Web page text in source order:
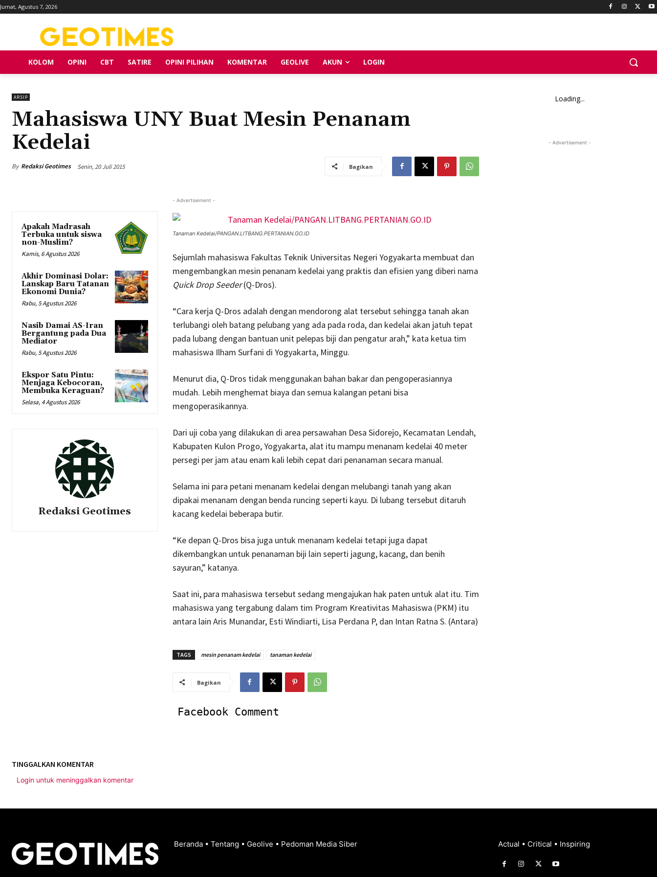
Jumat, Agustus 7, 2026
KOLOM OPINI CBT SATIRE OPINI PILIHAN KOMENTAR GEOLIVE AKUN LOGIN
ARSIP
Mahasiswa UNY Buat Mesin Penanam
Kedelai
By Redaksi Geotimes Senin, 20 Juli 2015 Bagikan
Apakah Madrasah
Terbuka untuk siswa
non-Muslim?
Kamis, 6 Agustus 2026
Akhir Dominasi Dolar:
Lanskap Baru Tatanan
Ekonomi Dunia?
Rabu, 5 Agustus 2026
Nasib Damai AS-Iran
Bergantung pada Dua
Mediator
Rabu, 5 Agustus 2026
Ekspor Satu Pintu:
Menjaga Kebocoran,
Membuka Keraguan?
Selasa, 4 Agustus 2026
Redaksi Geotimes
- Advertisement -
Tanaman Kedelai/PANGAN.LITBANG.PERTANIAN.GO.ID
Sejumlah mahasiswa Fakultas Teknik Universitas Negeri Yogyakarta membuat dan
mengembangkan mesin penanam kedelai yang praktis dan efisien yang diberi nama
Quick Drop Seeder(Q-Dros).
“Cara kerja Q-Dros adalah dengan mendorong alat tersebut sehingga tanah akan
terlubangi oleh batang pelubang yang ada pada roda, dan kedelai akan jatuh tepat
pada lubang dengan bantuan unit pelepas biji dan pengatur arah,” kata ketua tim
mahasiswa Ilham Surfani di Yogyakarta, Minggu.
Menurut dia, Q-Dros tidak menggunakan bahan bakar dan pengoperasiannya
mudah. Lebih menghemat biaya dan semua kalangan petani bisa
mengoperasikannya.
Dari uji coba yang dilakukan di area persawahan Desa Sidorejo, Kecamatan Lendah,
Kabupaten Kulon Progo, Yogyakarta, alat itu mampu menanam kedelai 40 meter
persegi per jam atau enam kali lebih cepat dari penanaman secara manual.
Selama ini para petani menanam kedelai dengan melubangi tanah yang akan
dipakai menanam dengan benda runcing seperti kayu. Di lubang tersebut ditaruh
kacang kedelai beberapa butir.
“Ke depan Q-Dros bisa juga untuk menanam kedelai tetapi juga dapat
dikembangkan untuk penanaman biji lain seperti jagung, kacang, dan benih
sayuran,” katanya.
Saat ini, para mahasiswa tersebut sedang mengajukan hak paten untuk alat itu. Tim
mahasiswa yang tergabung dalam tim Program Kreativitas Mahasiswa (PKM) itu
antara lain Aris Munandar, Esti Windiarti, Lisa Perdana P, dan Intan Ratna S. (Antara)
TAGS mesin penanam kedelai tanaman kedelai
Bagikan
Facebook Comment
TINGGALKAN KOMENTAR
Login untuk meninggalkan komentar
Loading...
- Advertisement -
Beranda • Tentang • Geolive • Pedoman Media Siber Actual • Critical • Inspiring